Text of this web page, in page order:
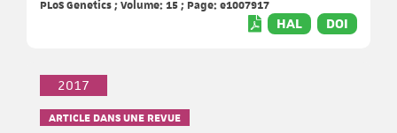
PLoS Genetics ; Volume: 15 ; Page: e1007917
HAL DOI
2017
ARTICLE DANS UNE REVUE